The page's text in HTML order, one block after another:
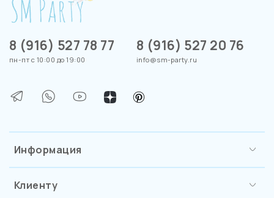
Информация
Клиенту
8 (916) 527 78 77
пн-пт с 10:00 до 19:00
8 (916) 527 20 76
info@sm-party.ru